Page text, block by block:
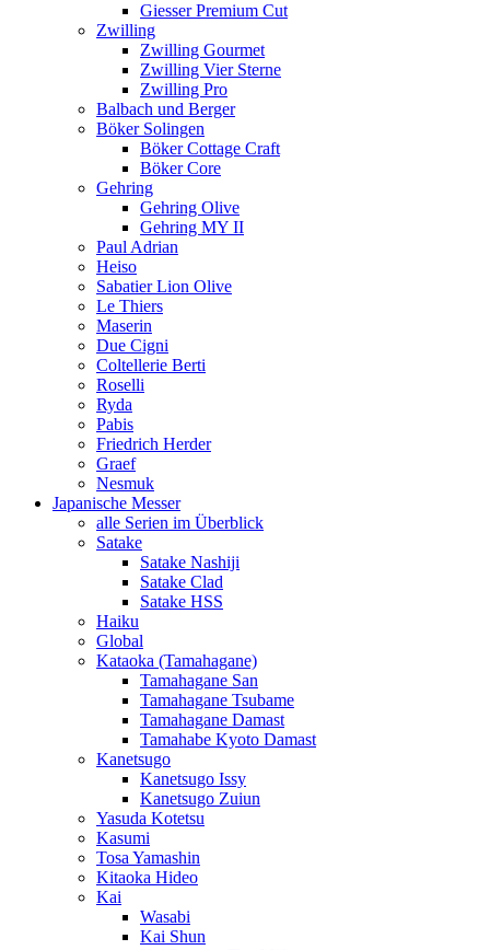
Giesser Premium Cut
Zwilling
Zwilling Gourmet
Zwilling Vier Sterne
Zwilling Pro
Balbach und Berger
Böker Solingen
Böker Cottage Craft
Böker Core
Gehring
Gehring Olive
Gehring MY II
Paul Adrian
Heiso
Sabatier Lion Olive
Le Thiers
Maserin
Due Cigni
Coltellerie Berti
Roselli
Ryda
Pabis
Friedrich Herder
Graef
Nesmuk
Japanische Messer
alle Serien im Überblick
Satake
Satake Nashiji
Satake Clad
Satake HSS
Haiku
Global
Kataoka (Tamahagane)
Tamahagane San
Tamahagane Tsubame
Tamahagane Damast
Tamahabe Kyoto Damast
Kanetsugo
Kanetsugo Issy
Kanetsugo Zuiun
Yasuda Kotetsu
Kasumi
Tosa Yamashin
Kitaoka Hideo
Kai
Wasabi
Kai Shun